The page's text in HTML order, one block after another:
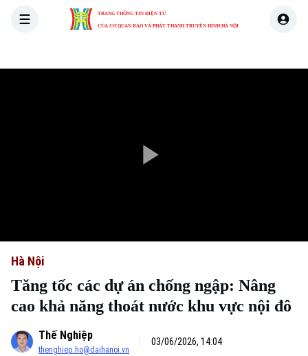
TRANG THÔNG TIN ĐIỆN TỬ
CỦA CƠ QUAN BÁO VÀ PHÁT THANH TRUYỀN HÌNH HÀ NỘI
Hà Nội
Tăng tốc các dự án chống ngập: Nâng
cao khả năng thoát nước khu vực nội đô
Thế Nghiệp
thenghiep.ho@daihanoi.vn
03/06/2026, 14:04